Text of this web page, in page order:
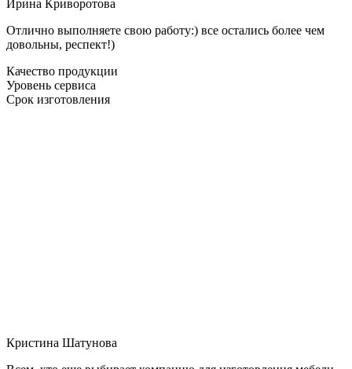
Ирина Криворотова
Отлично выполняете свою работу:) все остались более чем
довольны, респект!)
Качество продукции
Уровень сервиса
Срок изготовления
Кристина Шатунова